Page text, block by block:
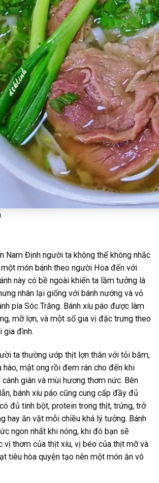
Nam Định người ta không thể không nhắc
món bánh theo người Hoa đến với
này có bề ngoài khiến ta lầm tưởng là
nhân lại giống với bánh nướng và vỏ
pía Sóc Trăng. Bánh xíu páo được làm
mỡ lợn, và một số gia vị đặc trưng theo
gia đình.
ta thường ướp thịt lợn thăn với tỏi băm,
hào, mật ong rồi đem rán cho đến khi
gián và mùi hương thơm nức. Bên
bánh xíu páo cũng cung cấp đầy đủ
đủ tinh bột, protein trong thịt, trứng, trở
hay ăn vặt mỗi chiều khá lý tưởng. Bánh
ngon nhất khi nóng, khi đó bạn sẽ
vị thơm của thịt xíu, vị béo của thịt mỡ và
tiêu hòa quyện tạo nên một món ăn vô